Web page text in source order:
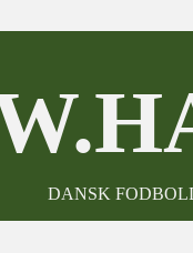
DANSK